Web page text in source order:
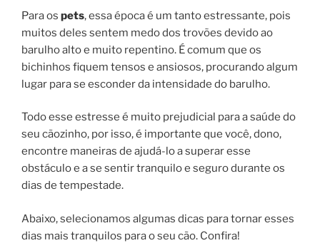
Para os pets, essa época é um tanto estressante, pois
muitos deles sentem medo dos trovões devido ao
barulho alto e muito repentino. É comum que os
bichinhos fiquem tensos e ansiosos, procurando algum
lugar para se esconder da intensidade do barulho.
Todo esse estresse é muito prejudicial para a saúde do
seu cãozinho, por isso, é importante que você, dono,
encontre maneiras de ajudá-lo a superar esse
obstáculo e a se sentir tranquilo e seguro durante os
dias de tempestade.
Abaixo, selecionamos algumas dicas para tornar esses
dias mais tranquilos para o seu cão. Confira!